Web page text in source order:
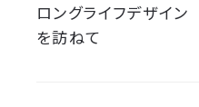
ロングライフデザイン
を訪ねて